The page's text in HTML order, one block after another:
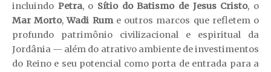
incluindo Petra, o Sítio do Batismo de Jesus Cristo, o
Mar Morto,Wadi Rume outros marcos que refletem o
profundo patrimônio civilizacional e espiritual da
Jordânia — além do atrativo ambiente de investimentos
do Reino e seu potencial como porta de entrada para a